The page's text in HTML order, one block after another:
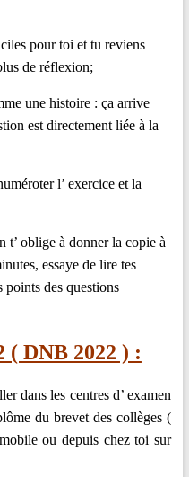
pour toi et tu reviens
de réflexion;
une histoire : ça arrive
est directement liée à la
l’ exercice et la
t’ oblige à donner la copie à
essaye de lire tes
points des questions
( DNB 2022 ) :
dans les centres d’ examen
du brevet des collèges (
ou depuis chez toi sur